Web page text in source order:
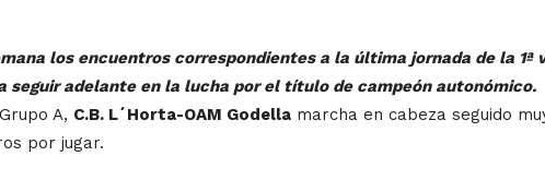
los encuentros correspondientes a la última jornada de la 1ª
seguir adelante en la lucha por el título de campeón autonómico.
A, C.B. L´Horta-OAM Godellamarcha en cabeza seguido
por jugar.